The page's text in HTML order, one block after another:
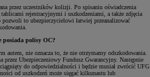
przez uczestników kolizji. Po spisaniu oświadczenia
rejestracyjnymi i uszkodzeniami, a także zdjęcia
to ubezpieczycielowi łatwiej przeanalizować
posiada polisy OC?
autem, nie oznacza to, że nie otrzymamy odszkodowania.
przez Ubezpieczeniowy Fundusz Gwarancyjny. Następnie
do odpowiedzialności i będzie musiał zwrócić UFG
od uszkodzeń może sięgać kilkunastu lub